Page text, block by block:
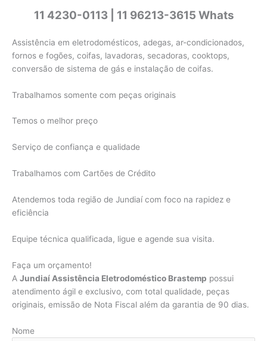
11 4230-0113 | 11 96213-3615 Whats
Assistência em eletrodomésticos, adegas, ar-condicionados,
fornos e fogões, coifas, lavadoras, secadoras, cooktops,
conversão de sistema de gás e instalação de coifas.
Trabalhamos somente com peças originais
Temos o melhor preço
Serviço de confiança e qualidade
Trabalhamos com Cartões de Crédito
Atendemos toda região de Jundiaí com foco na rapidez e
eficiência
Equipe técnica qualificada, ligue e agende sua visita.
Faça um orçamento!
A Jundiaí Assistência Eletrodoméstico Brastemp possui
atendimento ágil e exclusivo, com total qualidade, peças
originais, emissão de Nota Fiscal além da garantia de 90 dias.
Nome